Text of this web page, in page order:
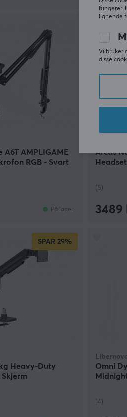
A6T AMPLIGAME
RGB - Svart
På lager
Arctis
(5)
3489
SPAR 29%
Heavy-Duty
Skjerm
Omni
(4)
fungerer.
lignende
Vi bruker
disse